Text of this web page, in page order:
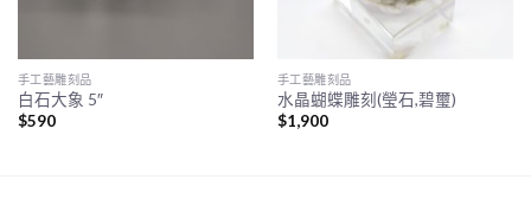
手工藝雕刻品
白石大象 5″
$590
手工藝雕刻品
水晶蝴蝶雕刻(瑩石,碧璽)
$1,900